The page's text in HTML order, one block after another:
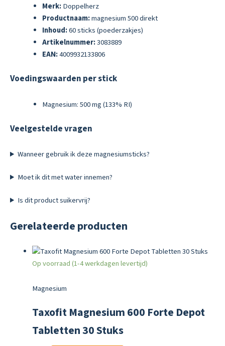
Merk:Doppelherz
Productnaam:magnesium 500 direkt
Inhoud:60 sticks (poederzakjes)
Artikelnummer:3083889
EAN:4009932133806
Voedingswaarden per stick
Magnesium: 500 mg (133% RI)
Veelgestelde vragen
Wanneer gebruik ik deze magnesiumsticks?
Moet ik dit met water innemen?
Is dit product suikervrij?
Gerelateerde producten
Op voorraad (1-4 werkdagen levertijd)
Magnesium
Taxofit Magnesium 600 Forte Depot
Tabletten 30 Stuks